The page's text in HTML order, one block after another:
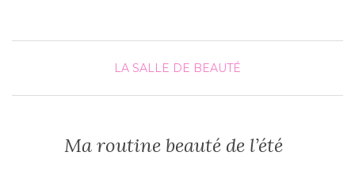
LA SALLE DE BEAUTÉ
Ma routine beauté de l’été